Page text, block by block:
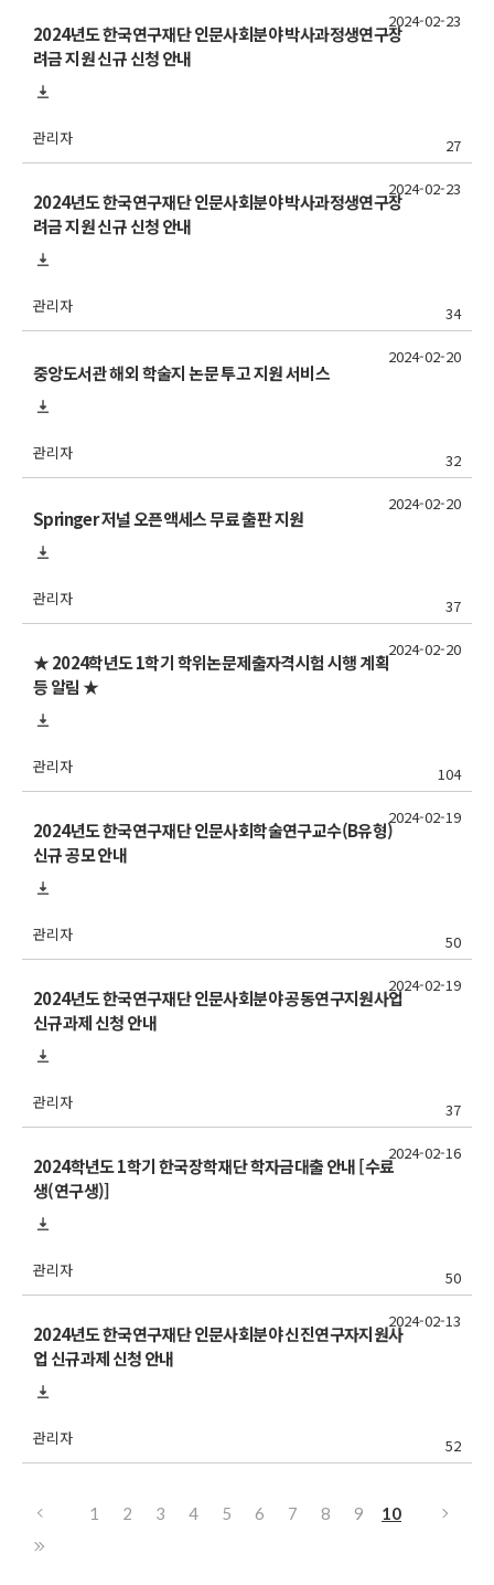
2024년도 한국연구재단 인문사회분야 박사과정생연구장
려금 지원 신규 신청 안내
관리자 27
2024-02-23
2024년도 한국연구재단 인문사회분야 박사과정생연구장
려금 지원 신규 신청 안내
관리자 34
2024-02-23
중앙도서관 해외 학술지 논문 투고 지원 서비스
관리자 32
2024-02-20
Springer 저널 오픈액세스 무료 출판 지원
관리자 37
2024-02-20
★ 2024학년도 1학기 학위논문제출자격시험 시행 계획
등 알림 ★
관리자 104
2024-02-20
2024년도 한국연구재단 인문사회학술연구교수(B유형)
신규 공모 안내
관리자 50
2024-02-19
2024년도 한국연구재단 인문사회분야 공동연구지원사업
신규과제 신청 안내
관리자 37
2024-02-19
2024학년도 1학기 한국장학재단 학자금대출 안내 [수료
생(연구생)]
관리자 50
2024-02-16
2024년도 한국연구재단 인문사회분야 신진연구자지원사
업 신규과제 신청 안내
관리자 52
2024-02-13
1 2 3 4 5 6 7 8 9 10